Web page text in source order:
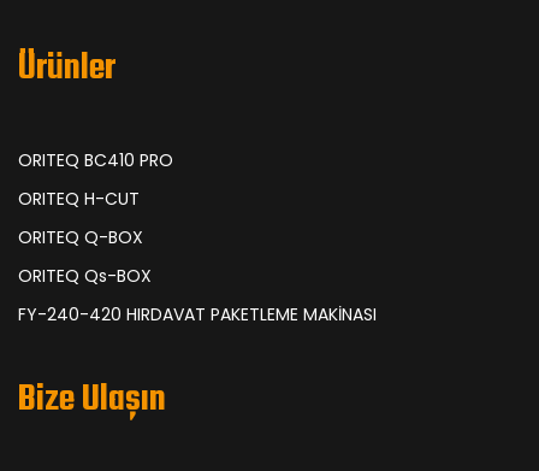
Ürünler
ORITEQ BC410 PRO
ORITEQ H-CUT
ORITEQ Q-BOX
ORITEQ Qs-BOX
FY-240-420 HIRDAVAT PAKETLEME MAKİNASI
Bize Ulaşın